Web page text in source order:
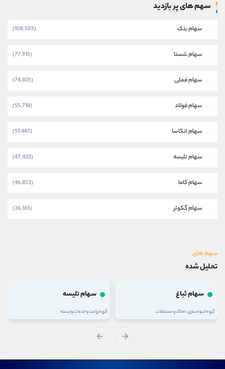
سهم های پر بازدید
سهام بتک (108,505)
سهام شستا (77,915)
سهام فملی (74,835)
سهام فولاد (55,718)
سهام اتکاسا (51,447)
سهام تلیسه (47,433)
سهام کاما (46,853)
سهام گکوثر (36,165)
سهم های
تحلیل شده
سهام ثباغ
گروه انبوه سازی، املاک و مستغلات
سهام تلیسه
گروه زراعت و خدمات وابسته